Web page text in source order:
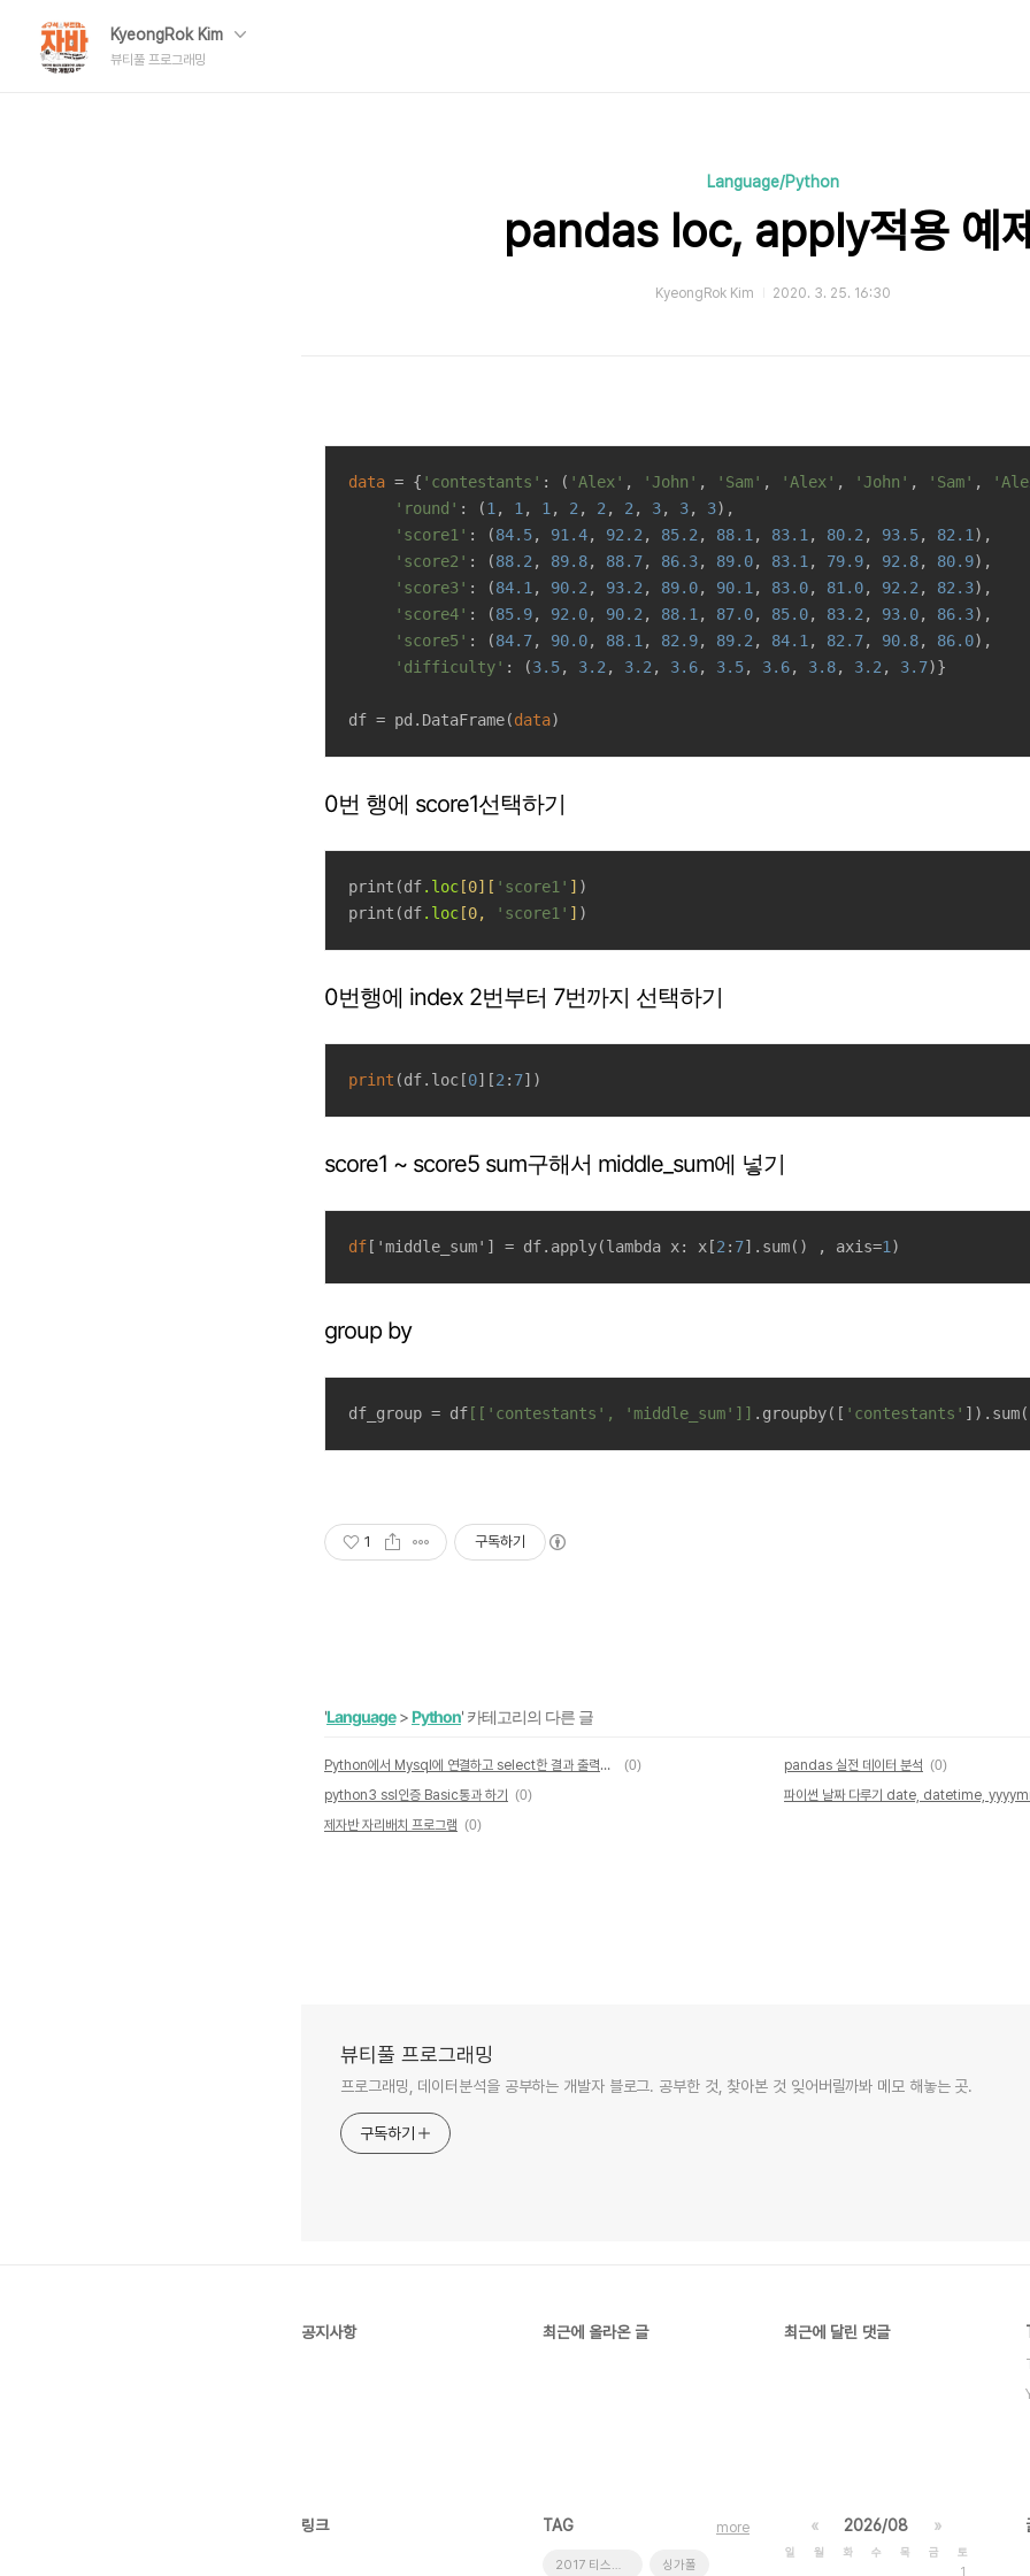
KyeongRok Kim
뷰티풀 프로그래밍
Language/Python
pandas loc, apply적용 예
KyeongRok Kim 2020. 3. 25. 16:30
data = { 'contestants' : ( 'Alex' , 'John' , 'Sam' , 'Alex' , 'John' , 'Sam' ,
'round' : (1 , 1 , 1 , 2 , 2 , 2 , 3, 3, 3),
'score1' : (84.5, 91.4, 92.2 , 85.2 , 88.1 , 83.1 , 80.2 , 93.5, 82.1 ),
'score2' : (88.2 , 89.8, 88.7, 86.3, 89.0, 83.1 , 79.9, 92.8, 80.9),
'score3' : (84.1 , 90.2 , 93.2 , 89.0, 90.1 , 83.0, 81.0, 92.2 , 82.3),
'score4' : (85.9, 92.0, 90.2 , 88.1 , 87.0, 85.0, 83.2 , 93.0, 86.3),
'score5' : (84.7, 90.0, 88.1 , 82.9, 89.2 , 84.1 , 82.7, 90.8, 86.0),
'difficulty' : (3.5, 3.2 , 3.2 , 3.6, 3.5, 3.6, 3.8, 3.2 , 3.7)}
df = pd.DataFrame(data
0번 행에 score1선택하기
print(df.loc [0] [ 'score1' ] )
print(df.loc [0, 'score1' ] )
0번행에 index 2번부터 7번까지 선택하기
print (df.loc[0][2 : 7])
score1 ~ score5 sum구해서 middle_sum에 넣기
df ['middle_sum'] = df.apply(lambda x: x[2 : 7].sum() , axis=1 )
group by
df_group = df [['contestants', 'middle_sum']] .groupby([ 'contestants'
1 구독하기
'Language>Python' 카테고리의 다른 글
Python에서 Mysql에 연결하고 select한 결과 출력하기, pandas로 insert하기 (0) pandas 실전 데이터 분석 (0)
python3 ssl인증 Basic통과 하기
(0)
파이썬 날짜 다루기 date, datetime,
제자반 자리배치 프로그램 (0)
뷰티풀 프로그래밍
프로그래밍, 데이터분석을 공부하는 개발자 블로그. 공부한 것, 찾아본 것 잊어버릴까봐 메모 해놓는 곳.
구독하기
공지사항 최근에 올라온 글 최근에 달린 댓글
링크 TAG
2017 티스토리 결산 싱가폴
more « 2026/08 »
일 월 화 수 목 금
토
1